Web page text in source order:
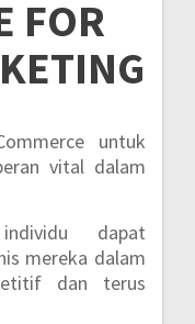
FOR
untuk
vital dalam
dapat
mereka dalam
dan terus